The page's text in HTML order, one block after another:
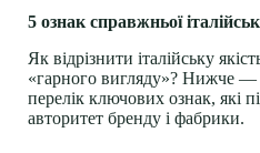
5 ознак справжньої
Як відрізнити італійську
«гарного вигляду»? Нижче
перелік ключових ознак, які
авторитет бренду і фабрики.